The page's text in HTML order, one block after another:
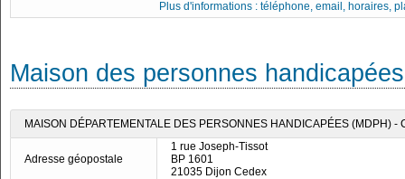
Plus d'informations : téléphone, email, horaires,
Maison des personnes
MAISON DÉPARTEMENTALE DES PERSONNES HANDICAPÉES (MDPH) -
Adresse géopostale
1 rue Joseph-Tissot
BP 1601
21035 Dijon Cedex